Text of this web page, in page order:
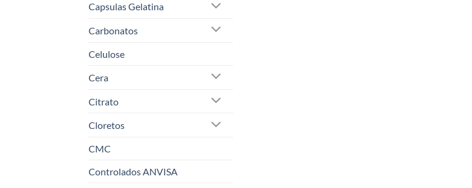
Capsulas Gelatina
Carbonatos
Celulose
Cera
Citrato
Cloretos
CMC
Controlados ANVISA